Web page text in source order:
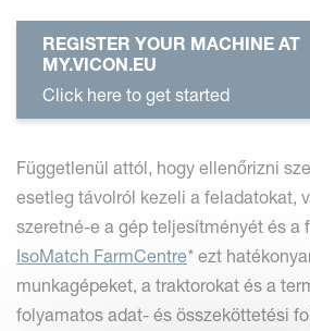
REGISTER YOUR MACHINE AT
MY.VICON.EU
Click here to get started
Függetlenül attól, hogy ellenőrizni
esetleg távolról kezeli a feladatokat,
szeretné-e a gép teljesítményét és a
IsoMatch FarmCentre* ezt
munkagépeket, a traktorokat és a
folyamatos adat- és összeköttetési